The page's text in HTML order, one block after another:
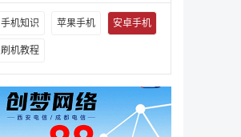
手机知识 苹果手机 安卓手机
刷机教程